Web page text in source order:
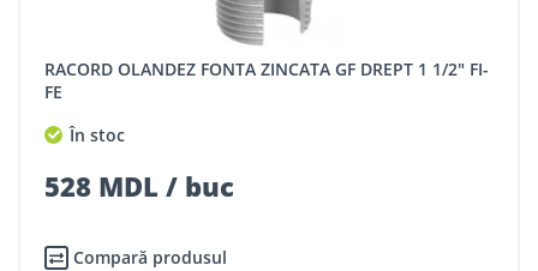
RACORD OLANDEZ FONTA ZINCATA GF DREPT 1 1/2" FI-
FE
În stoc
528 MDL / buc
Compară produsul